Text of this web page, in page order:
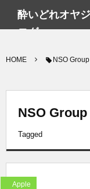
酔いどれオヤ
ログwp
HOME NSO Group
NSO Group
Tagged
Apple